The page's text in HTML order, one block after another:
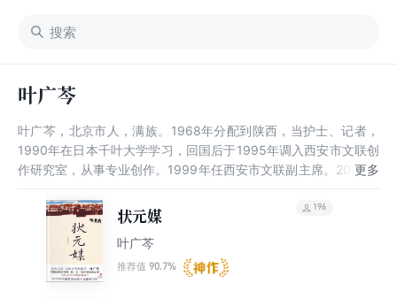
叶广芩
叶广芩，北京市人，满族。1968年分配到陕西，当护士、记者，
1990年在日本千叶大学学习，回国后于1995年调入西安市文联创
作研究室，从事专业创作。1999年任西安市文联副主席。2000年
会全委会委员，陕西省作家协会副主席，陕西省人大常委会委员，
西安市政协委员。著有长篇小说《采桑子》、《全家福》、《青木
川》等。中篇小说《梦也何曾到谢桥》获第二届鲁迅文学奖；长篇
纪实文学《没有日记的罗敷河》获全国少数民族文学骏马奖。多部
作品被编为电影，如《红灯停绿灯行》，长篇小说《全家福》改编
状元媒
叶广芩
推荐值 90.7%
196